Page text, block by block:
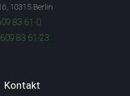
10315 Berlin
83 61-0
83 61-23
Kontakt